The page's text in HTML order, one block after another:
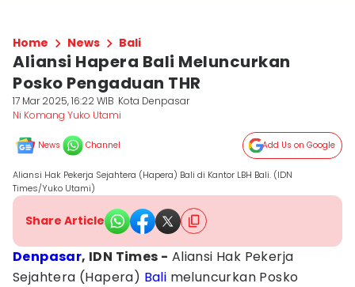
Home News Bali
Aliansi Hapera Bali Meluncurkan
Posko Pengaduan THR
17 Mar 2025, 16:22 WIB Kota Denpasar
Ni Komang Yuko Utami
News Channel Add Us on Google
Aliansi Hak Pekerja Sejahtera (Hapera) Bali di Kantor LBH Bali. (IDN
Times/Yuko Utami)
Share Article
Denpasar, IDN Times - Aliansi Hak Pekerja
Sejahtera (Hapera) Bali meluncurkan Posko